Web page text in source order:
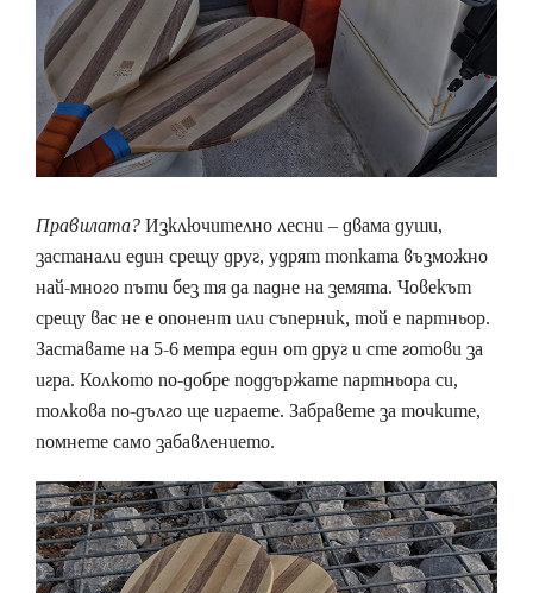
Правилата?Изключително лесни – двама души,
застанали един срещу друг, удрят топката възможно
най-много пъти без тя да падне на земята. Човекът
срещу вас не е опонент или съперник, той е партньор.
Заставате на 5-6 метра един от друг и сте готови за
игра. Колкото по-добре поддържате партньора си,
толкова по-дълго ще играете. Забравете за точките,
помнете само забавлението.